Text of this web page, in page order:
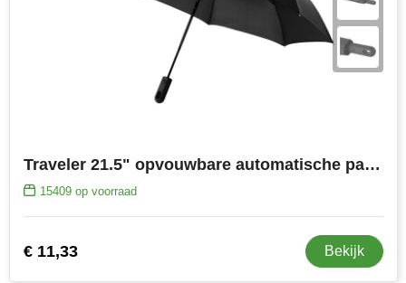
Traveler 21.5" opvouwbare automatische paraplu
15409op voorraad
€ 11,33 Bekijk